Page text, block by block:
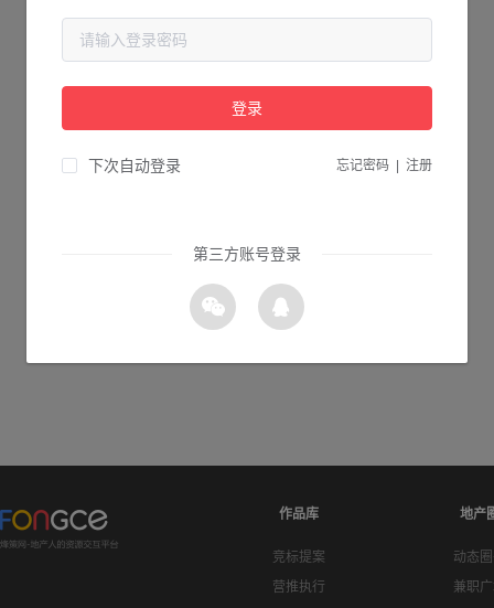
请检查您输入的网址是否正确，或点击下面的按钮返回首页。
作品库
竞标提案
营推执行
地产
动态
兼职
登录
下次自动登录 忘记密码 注册
第三方账号登录